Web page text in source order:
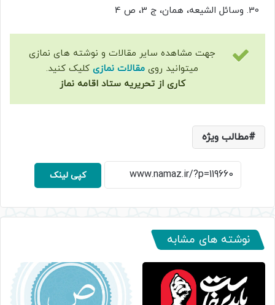
وسائل الشيعه، همان، ج 3، ص 4
جهت مشاهده سایر مقالات و نوشته های نمازی
میتوانید روی مقالات نمازی کلیک کنید.
کاری از تحریریه ستاد اقامه نماز
مطالب ویژه
کپی لینک
نوشته های مشابه